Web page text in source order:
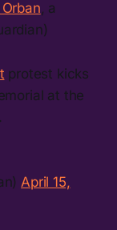
, a
protest kicks
at the
April 15,